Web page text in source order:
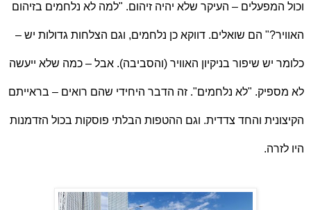
וכול המפעלים – העיקר שלא יהיה זיהום. "למה לא נלחמים בזיהום
האוויר?" הם שואלים. דווקא כן נלחמים, וגם הצלחות גדולות יש –
כלומר יש שיפור בניקיון האוויר (והסביבה). אבל – כמה שלא ייעשה
לא מספיק. "לא נלחמים". זה הדבר היחידי שהם רואים – בראייתם
הקיצונית והחד צדדית. וגם ההטפות הבלתי פוסקות בכול הזדמנות
היו לזרה.